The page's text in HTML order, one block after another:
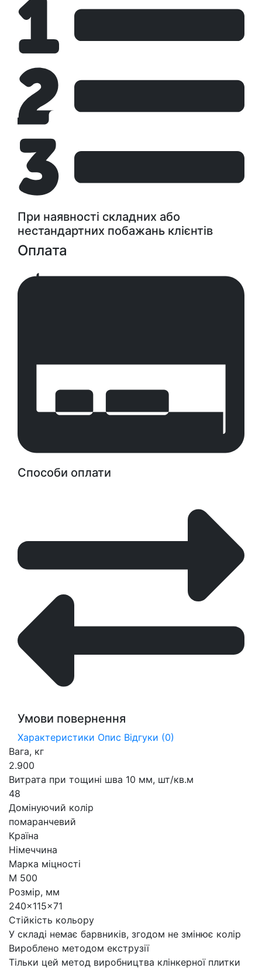
При наявності складних або
нестандартних побажань клієнтів
Оплата
Способи оплати
Умови повернення
Характеристики Опис Відгуки (0)
Вага, кг
2.900
Витрата при тощині шва 10 мм, шт/кв.м
48
Домінуючий колір
помаранчевий
Країна
Німеччина
Марка міцності
М 500
Розмір, мм
240x115x71
Стійкість кольору
У складі немає барвників, згодом не змінює колір
Вироблено методом екструзії
Тільки цей метод виробництва клінкерної плитки